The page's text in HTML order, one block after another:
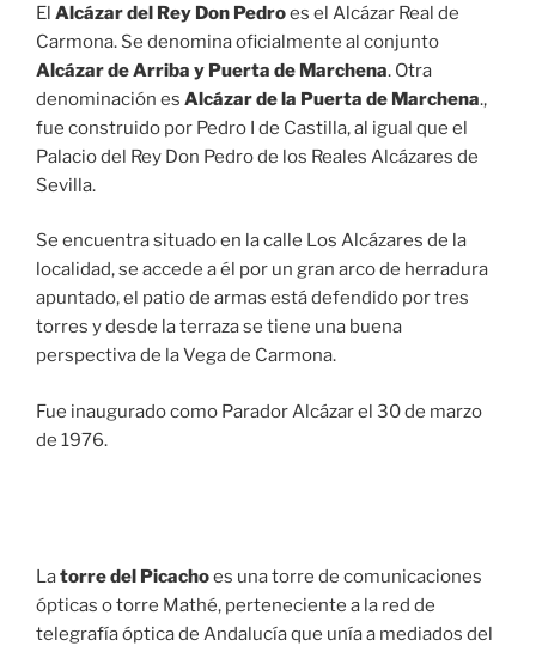
El Alcázar del Rey Don Pedroes el Alcázar Real de
Carmona. Se denomina oficialmente al conjunto
Alcázar de Arriba y Puerta de Marchena. Otra
denominación es Alcázar de la Puerta de Marchena.,
fue construido por Pedro I de Castilla, al igual que el
Palacio del Rey Don Pedro de los Reales Alcázares de
Sevilla.
Se encuentra situado en la calle Los Alcázares de la
localidad, se accede a él por un gran arco de herradura
apuntado, el patio de armas está defendido por tres
torres y desde la terraza se tiene una buena
perspectiva de la Vega de Carmona.
Fue inaugurado como Parador Alcázar el 30 de marzo
de 1976.
Latorre del Picachoes una torre de comunicaciones
ópticas o torre Mathé, perteneciente a la red de
telegrafía óptica de Andalucía que unía a mediados del